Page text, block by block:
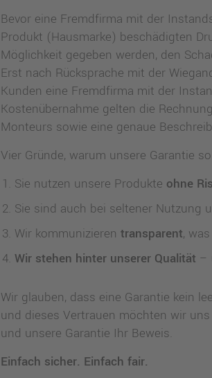
Bevor eine Fremdfirma mit der
Produkt (Hausmarke) beschädigten
Möglichkeit gegeben werden, den
Erst nach Rücksprache mit der
Kunden eine Fremdfirma mit der
Kostenübernahme gelten die
Monteurs sowie eine genaue
Vier Gründe, warum unsere Garantie
Sie nutzen unsere Produkte ohne
Sie sind auch bei seltener Nutzung
Wir kommunizieren transparent,
Wir stehen hinter unserer Qualität –
Wir glauben, dass eine Garantie kein
und dieses Vertrauen möchten wir
und unsere Garantie Ihr Beweis.
Einfach sicher. Einfach fair.